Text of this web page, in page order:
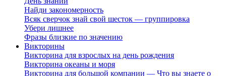
Найди закономерность
Всяк сверчок знай свой шесток — группировка
Убери лишнее
Фразы близкие по значению
Викторины
Викторина для взрослых на день рождения
Викторина океаны и моря
Викторина для большой компании — Что вы знаете о